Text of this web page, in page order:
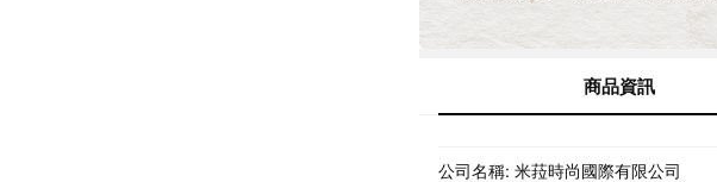
商品資訊
公司名稱: 米菈時尚國際有限公司